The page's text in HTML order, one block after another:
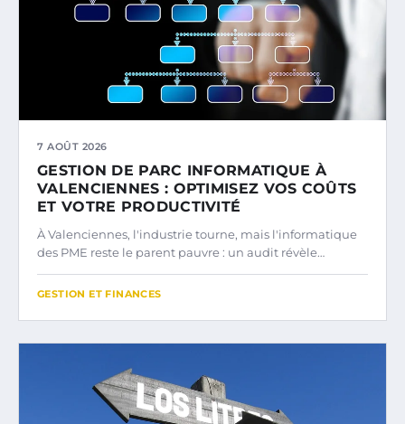
7 AOÛT 2026
GESTION DE PARC INFORMATIQUE À
VALENCIENNES : OPTIMISEZ VOS COÛTS
ET VOTRE PRODUCTIVITÉ
À Valenciennes, l'industrie tourne, mais l'informatique
des PME reste le parent pauvre : un audit révèle…
GESTION ET FINANCES